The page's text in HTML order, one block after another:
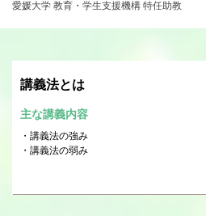
愛媛大学 教育・学生支援機構 特任助教
講義法とは
主な講義内容
講義法の強み
講義法の弱み